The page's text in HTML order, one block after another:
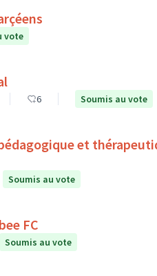
vote
6 Soumis au vote
et
Soumis au vote
FC
Soumis au vote